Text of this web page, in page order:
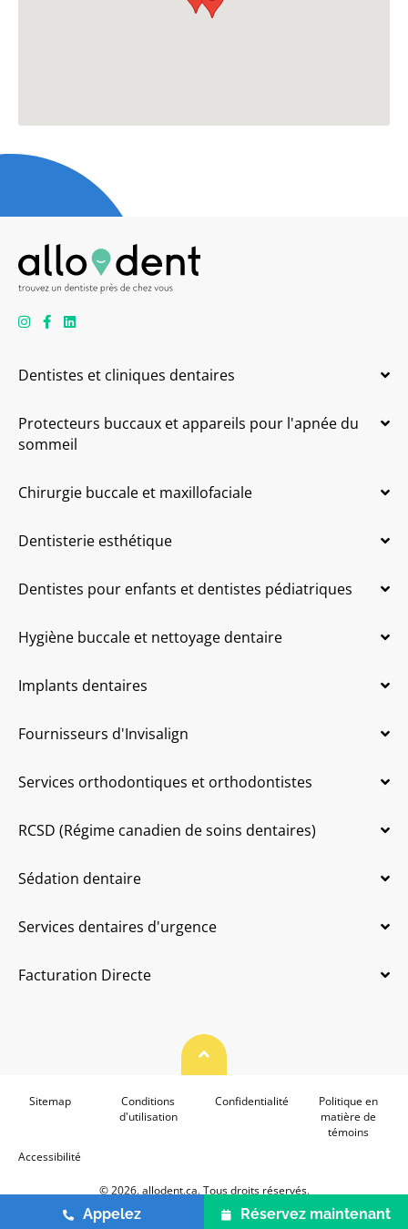
Appelez Réservez maintenant
Dentistes et cliniques dentaires
Protecteurs buccaux et appareils pour l'apnée du
sommeil
Chirurgie buccale et maxillofaciale
Dentisterie esthétique
Dentistes pour enfants et dentistes pédiatriques
Hygiène buccale et nettoyage dentaire
Implants dentaires
Fournisseurs d'Invisalign
Services orthodontiques et orthodontistes
RCSD (Régime canadien de soins dentaires)
Sédation dentaire
Services dentaires d'urgence
Facturation Directe
© 2026. allodent.ca. Tous droits réservés.
Haut de page
Sitemap
Conditions
d'utilisation
Confidentialité
Politique en
matière de
témoins
Accessibilité